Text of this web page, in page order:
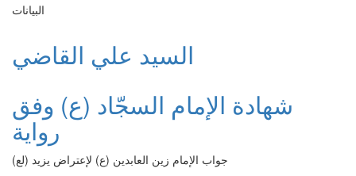
البيانات
السيد علي القاضي
شهادة الإمام السجّاد (ع) وفق
رواية
جواب الإمام زين العابدين (ع) لإعتراض يزيد (لع)